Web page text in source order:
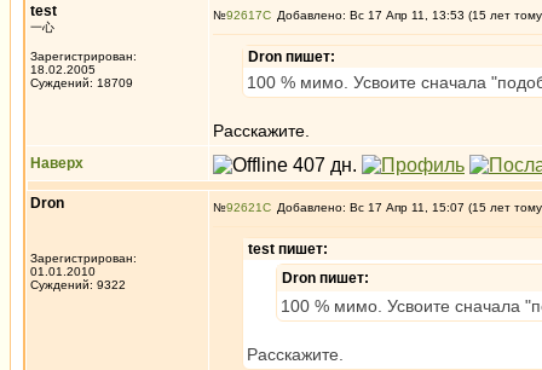
test
一心
Зарегистрирован:
18.02.2005
Суждений: 18709
№92617 Добавлено: Вс 17 Апр 11, 13:53 (15 лет
Dron пишет:
100 % мимо. Усвоите сначала
Расскажите.
Наверх
Dron
Зарегистрирован:
01.01.2010
Суждений: 9322
№92621 Добавлено: Вс 17 Апр 11, 15:07 (15 лет
test пишет:
Dron пишет:
100 % мимо. Усвоите сначала
Расскажите.